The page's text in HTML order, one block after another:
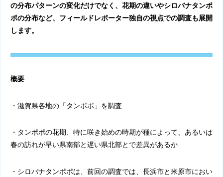
の分布パターンの変化だけでなく、花期の違いやシロバナタンポ
ポの分布など、フィールドレポーター独自の視点での調査も展開
します。
概要
・滋賀県各地の「タンポポ」を調査
・タンポポの花期、特に咲き始めの時期が種によって、あるいは
春の訪れが早い県南部と遅い県北部とで差異があるか
・シロバナタンポポは、前回の調査では、長浜市と米原市におい